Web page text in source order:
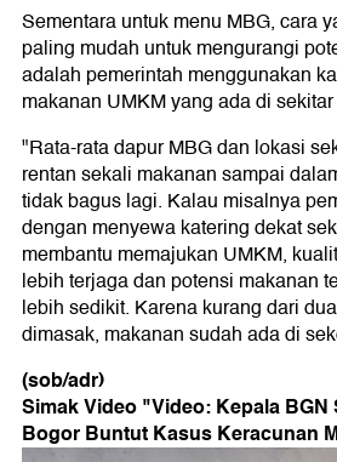
Sementara untuk menu MBG, cara
paling mudah untuk mengurangi
adalah pemerintah menggunakan
makanan UMKM yang ada di
"Rata-rata dapur MBG dan lokasi
rentan sekali makanan sampai
tidak bagus lagi. Kalau misalnya
dengan menyewa katering dekat
membantu memajukan UMKM,
lebih terjaga dan potensi makanan
lebih sedikit. Karena kurang dari
dimasak, makanan sudah ada di
(sob/adr)
Simak Video "Video: Kepala BGN
Bogor Buntut Kasus Keracunan